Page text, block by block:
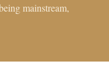
mainstream,